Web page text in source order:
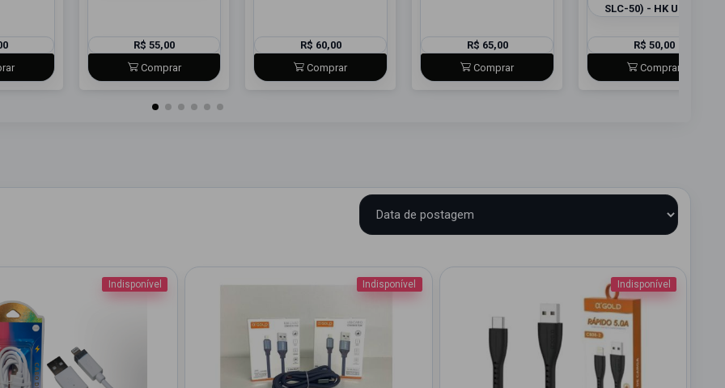
R$ 55,00
Comprar
R$ 60,00
Comprar
R$ 65,00
Comprar
SLC-50) - HK ULTRA
R$ 50,00
Comprar
Indisponível Indisponível Indisponível